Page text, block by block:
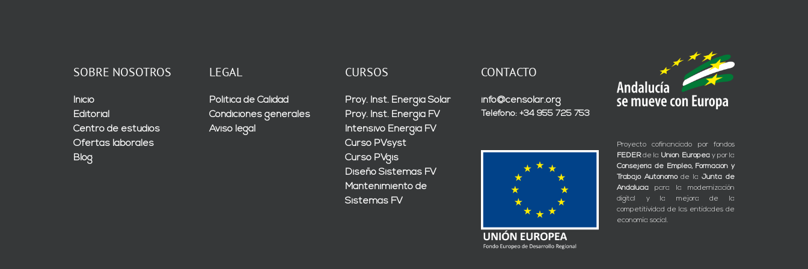
SOBRE NOSOTROS
Inicio
Editorial
Centro de estudios
Ofertas laborales
Blog
LEGAL
Política de Calidad
Condiciones generales
Aviso legal
CURSOS
Proy. Inst. Energía Solar
Proy. Inst. Energía FV
Intensivo Energía FV
Curso PVsyst
Curso PVgis
Diseño Sistemas FV
Mantenimiento de
Sistemas FV
CONTACTO
info@censolar.org
Teléfono: +34 955 725 753
Proyecto cofinanciado por fondos
FEDERde la Unión Europeay por la
Consejería de Empleo, Formación y
Trabajo Autónomode laJunta de
Andalucía para la modernización
digital y la mejora de la
competitividad de las entidades de
economía social.